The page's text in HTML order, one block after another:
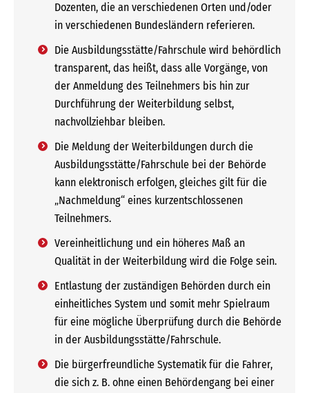
Dozenten, die an verschiedenen Orten und/oder
in verschiedenen Bundesländern referieren.
Die Ausbildungsstätte/Fahrschule wird behördlich
transparent, das heißt, dass alle Vorgänge, von
der Anmeldung des Teilnehmers bis hin zur
Durchführung der Weiterbildung selbst,
nachvollziehbar bleiben.
Die Meldung der Weiterbildungen durch die
Ausbildungsstätte/Fahrschule bei der Behörde
kann elektronisch erfolgen, gleiches gilt für die
„Nachmeldung“ eines kurzentschlossenen
Teilnehmers.
Vereinheitlichung und ein höheres Maß an
Qualität in der Weiterbildung wird die Folge sein.
Entlastung der zuständigen Behörden durch ein
einheitliches System und somit mehr Spielraum
für eine mögliche Überprüfung durch die Behörde
in der Ausbildungsstätte/Fahrschule.
Die bürgerfreundliche Systematik für die Fahrer,
die sich z. B. ohne einen Behördengang bei einer